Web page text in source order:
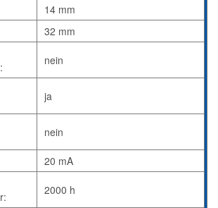
14 mm
32 mm
nein
ja
nein
20 mA
2000 h